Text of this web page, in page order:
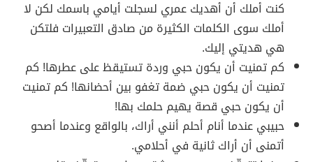
كنت أملك أن أهديك عمري لسجلت أيامي باسمك لكن لا
أملك سوى الكلمات الكثيرة من صادق التعبيرات فلتكن
هي هديتي إليك.
كم تمنيت أن يكون حبي وردة تستيقظ على عطرها! كم
تمنيت أن يكون حبي ضمة تغفو بين أحضانها! كم تمنيت
أن يكون حبي قصة يهيم حلمك بها!
حبيبي عندما أنام أحلم أنني أراك، بالواقع وعندما أصحو
أتمنى أن أراك ثانية في أحلامي.